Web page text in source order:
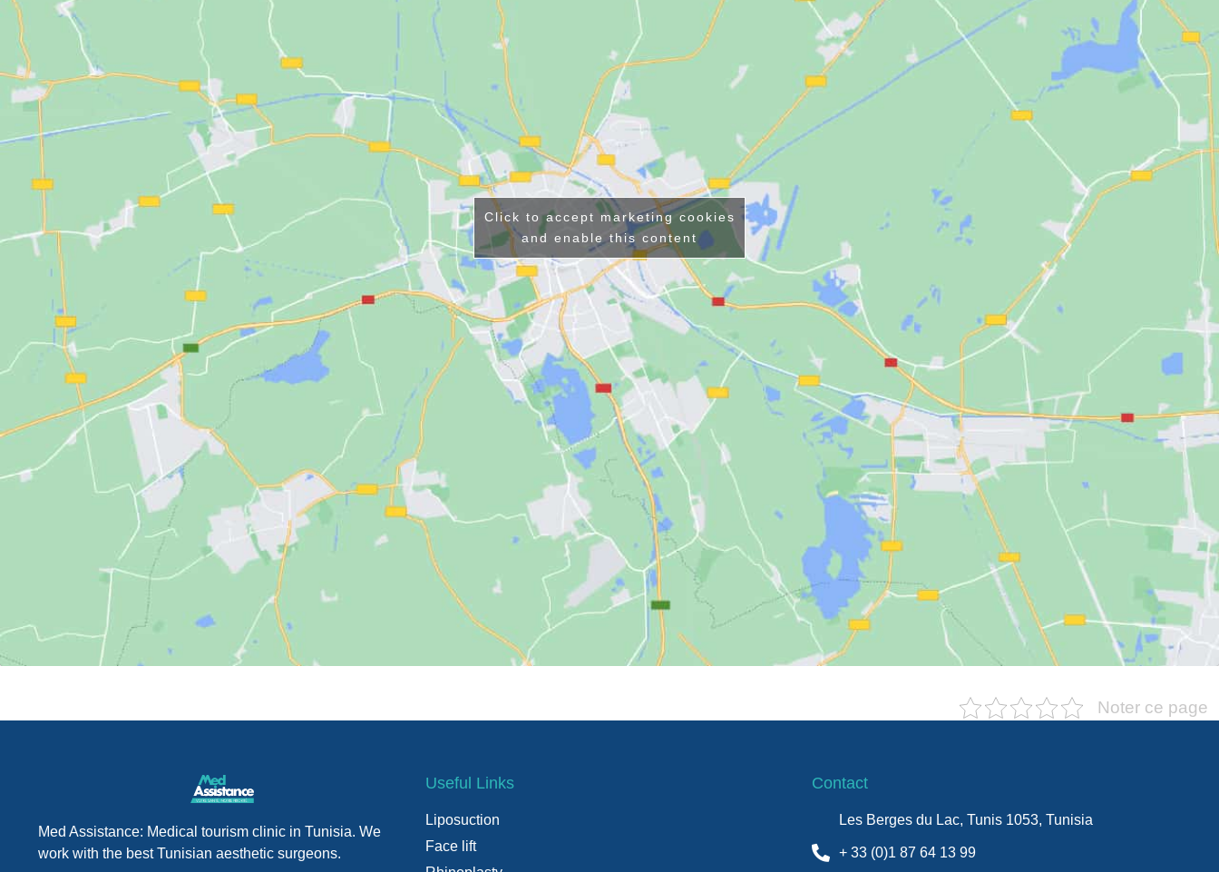
Click to accept marketing cookies
and enable this content
Noter ce page
Med Assistance: Medical tourism clinic in Tunisia. We
work with the best Tunisian aesthetic surgeons.
Useful Links
Liposuction
Face lift
Contact
Les Berges du Lac, Tunis 1053, Tunisia
+ 33 (0)1 87 64 13 99
×